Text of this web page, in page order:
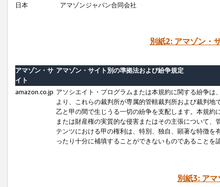
日本
アマゾンジャパン合同会社
別紙2: アマゾン・
アマゾン・サ
イト
アマゾン・サイト別の準拠法および紛争規定
amazon.co.jp アソシエイト・プログラムまたは本規約に関する紛争
より、これらの裁判所が専属的管轄裁判所および裁判
乙と甲の間で生じうる一切の紛争を支配します。本規
または財産権の実質的な侵害またはその主張について
テンツにおける甲の権利は、特別、独自、顕著な特徴
ったり十分に補填することができないものであることを
別紙3: ア